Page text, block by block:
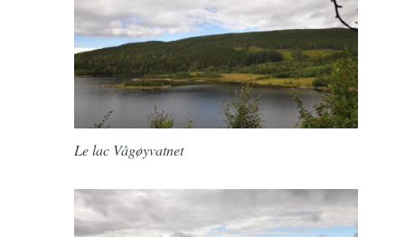
Le lac Vågøyvatnet